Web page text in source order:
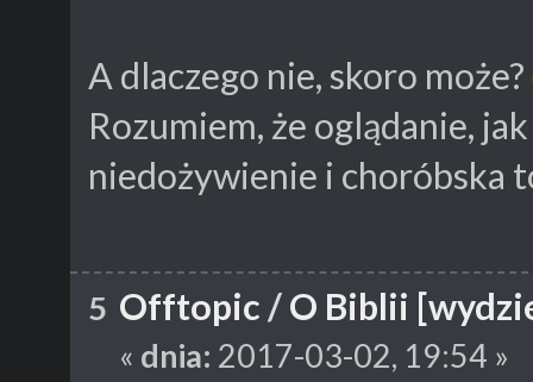
A dlaczego nie, skoro może?
Rozumiem, że oglądanie,
niedożywienie i choróbska
5 Offtopic /O Biblii
« dnia: 2017-03-02, 19:54 »